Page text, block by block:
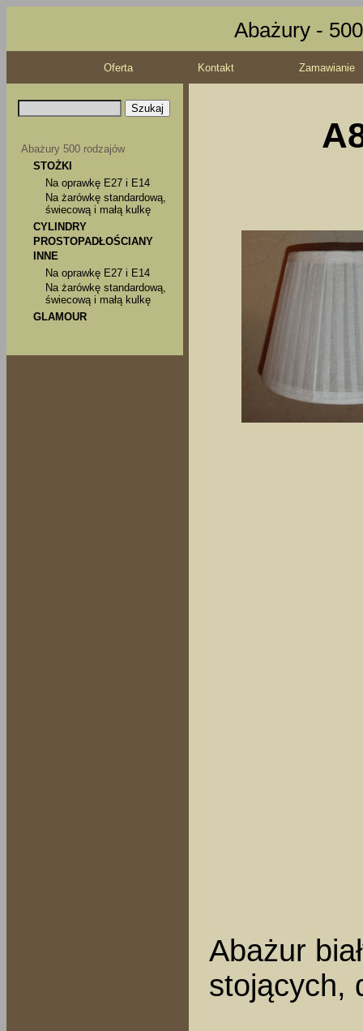
Abażury -
Oferta Kontakt Zamawianie
Abażury 500 rodzajów
STOŻKI
Na oprawkę E27 i E14
Na żarówkę standardową,
świecową i małą kulkę
CYLINDRY
PROSTOPADŁOŚCIANY
INNE
Na oprawkę E27 i E14
Na żarówkę standardową,
świecową i małą kulkę
GLAMOUR
Abażur
stojących,